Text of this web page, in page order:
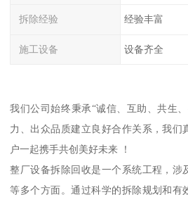
拆除经验 经验丰富
施工设备 设备齐全
我们公司始终秉承“诚信、互助、共生
力、出众品质建立良好合作关系，我们
户一起携手共创美好未来 ！
整厂设备拆除回收是一个系统工程，涉
等多个方面。通过科学的拆除规划和有